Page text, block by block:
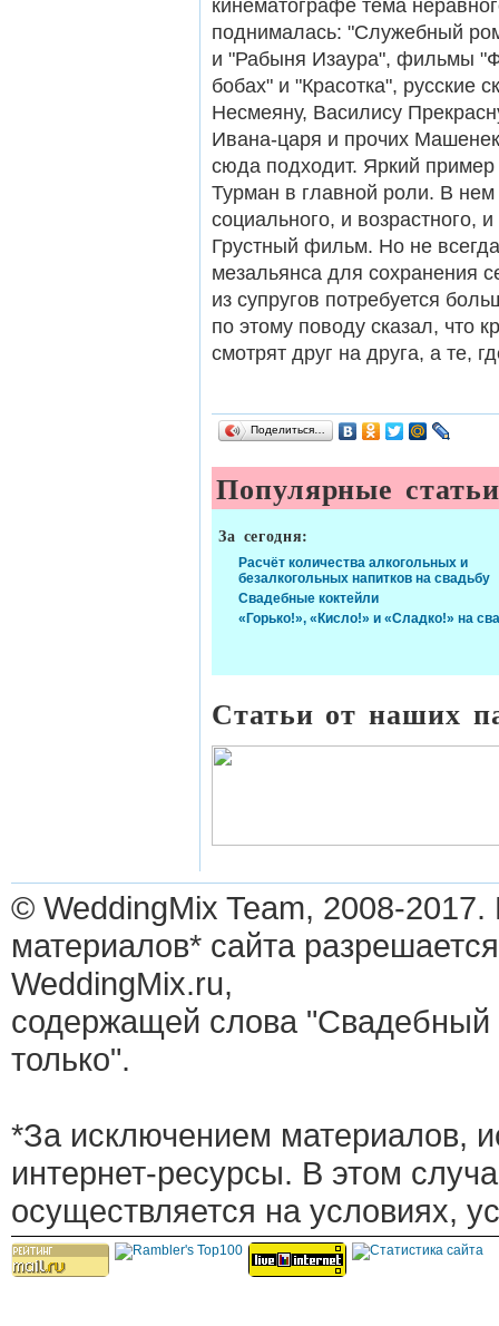
кинематографе тема
поднималась: "Служебный
и "Рабыня Изаура", фильмы
бобах" и "Красотка", русские
Несмеяну, Василису
Ивана-царя и прочих
сюда подходит. Яркий
Турман в главной роли. В
социального, и возрастного,
Грустный фильм. Но не
мезальянса для сохранения
из супругов потребуется
по этому поводу сказал, что
смотрят друг на друга, а те,
Поделиться…
Популярные статьи
За сегодня:
Расчёт количества алкогольных и
безалкогольных напитков на свадьбу
Свадебные коктейли
«Горько!», «Кисло!» и «Сладко!» на
Статьи от наших
© WeddingMix Team, 2008-2017.
материалов* сайта
WeddingMix.ru,
содержащей слова
только".
*За исключением материалов,
интернет-ресурсы. В этом
осуществляется на условиях,